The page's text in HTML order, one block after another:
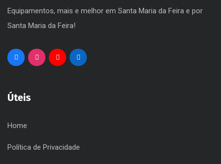
Equipamentos, mais e melhor em Santa Maria da Feira e por
Santa Maria da Feira!
Úteis
Home
Política de Privacidade